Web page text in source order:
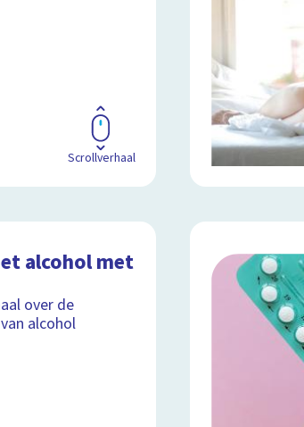
Scrollverhaal
alcohol met
over de
alcohol